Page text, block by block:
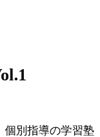
別指導の学習